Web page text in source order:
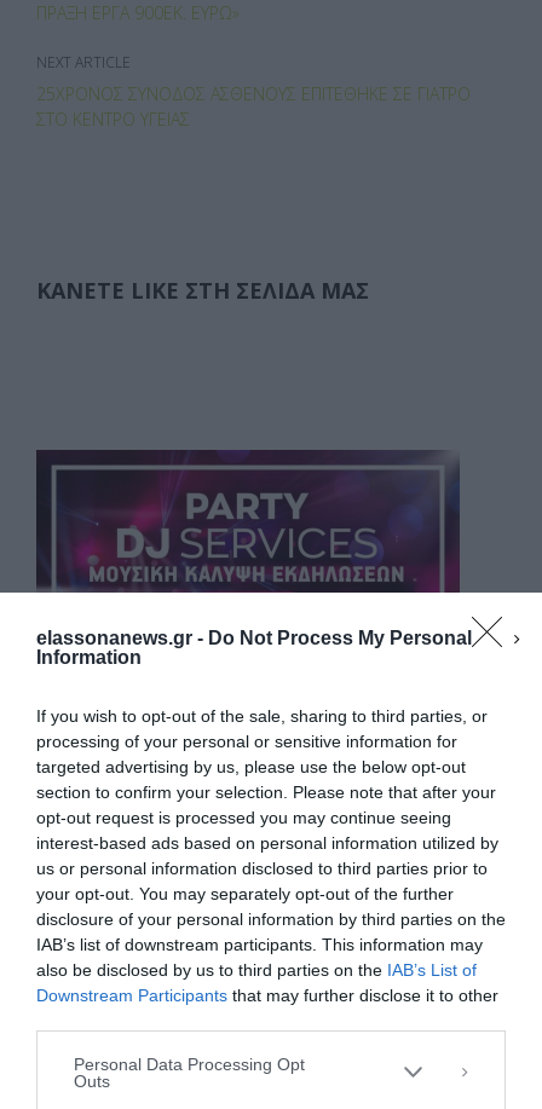
elassonanews.gr - Do Not Process My Personal
Information
If you wish to opt-out of the sale, sharing to third parties, or
processing of your personal or sensitive information for
targeted advertising by us, please use the below opt-out
section to confirm your selection. Please note that after your
opt-out request is processed you may continue seeing
interest-based ads based on personal information utilized by
us or personal information disclosed to third parties prior to
your opt-out. You may separately opt-out of the further
disclosure of your personal information by third parties on the
IAB’s list of downstream participants. This information may
also be disclosed by us to third parties on the IAB’s List of
Downstream Participants that may further disclose it to other
Personal Data Processing Opt
Outs
Διαχείριση Συγκατάθεσης
Για να παρέχουμε την καλύτερη εμπειρία, χρησιμοποιούμε τεχνολογίες όπως
cookies για την αποθήκευση ή/και την πρόσβαση σε πληροφορίες συσκευών.
Η συγκατάθεση για τις εν λόγω τεχνολογίες θα μας επιτρέψει να
επεξεργαστούμε δεδομένα προσωπικού χαρακτήρα, όπως συμπεριφορά
περιήγησης ή μοναδικά αναγνωριστικά σε αυτόν τον ιστότοπο. Η μη
συγκατάθεση ή η ανάκληση της συγκατάθεσης, μπορεί να επηρεάσει
αρνητικά ορισμένες λειτουργίες και δυνατότητες.
ΠΡΆΞΗ ΈΡΓΑ 900ΕΚ. ΕΥΡΏ»
NEXT ARTICLE
25ΧΡΟΝΟΣ ΣΥΝΟΔΌΣ ΑΣΘΕΝΟΎΣ ΕΠΙΤΈΘΗΚΕ ΣΕ ΓΙΑΤΡΌ
ΣΤΟ ΚΈΝΤΡΟ ΥΓΕΊΑΣ
ΚΆΝΕΤΕ LIKE ΣΤΗ ΣΕΛΊΔΑ ΜΑΣ